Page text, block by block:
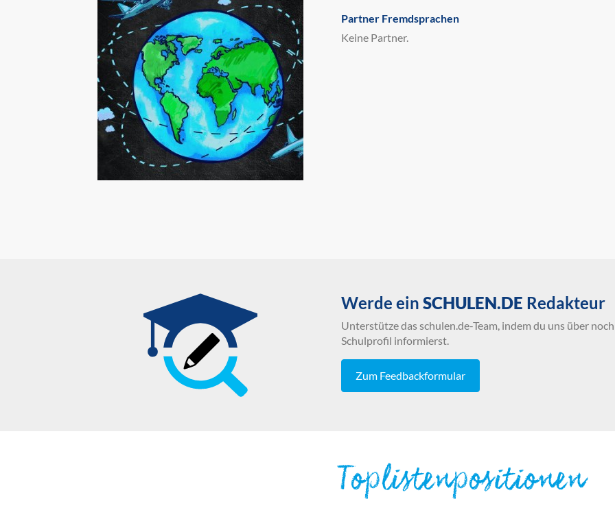
Partner Fremdsprachen
Keine Partner.
Werde ein SCHULEN.DE Redakteur
Unterstütze das schulen.de-Team, indem du uns über
Schulprofil informierst.
Zum Feedbackformular
Toplistenpositionen